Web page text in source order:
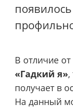
В отличие
«Гадкий я»
получает в
На данный